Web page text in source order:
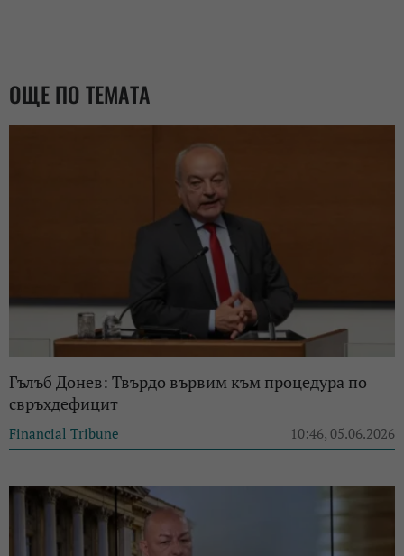
ОЩЕ ПО ТЕМАТА
Гълъб Донев: Твърдо вървим към процедура по
свръхдефицит
Financial Tribune 10:46, 05.06.2026